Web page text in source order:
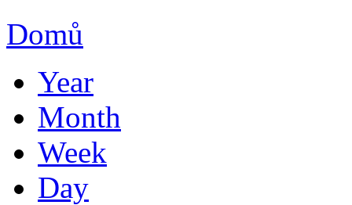
Domů
Year
Month
Week
Day